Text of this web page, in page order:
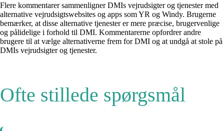
Flere kommentarer sammenligner DMIs vejrudsigter og tjenester med
alternative vejrudsigtswebsites og apps som YR og Windy. Brugerne
bemærker, at disse alternative tjenester er mere præcise, brugervenlige
og pålidelige i forhold til DMI. Kommentarerne opfordrer andre
brugere til at vælge alternativerne frem for DMI og at undgå at stole på
DMIs vejrudsigter og tjenester.
Ofte stillede spørgsmål